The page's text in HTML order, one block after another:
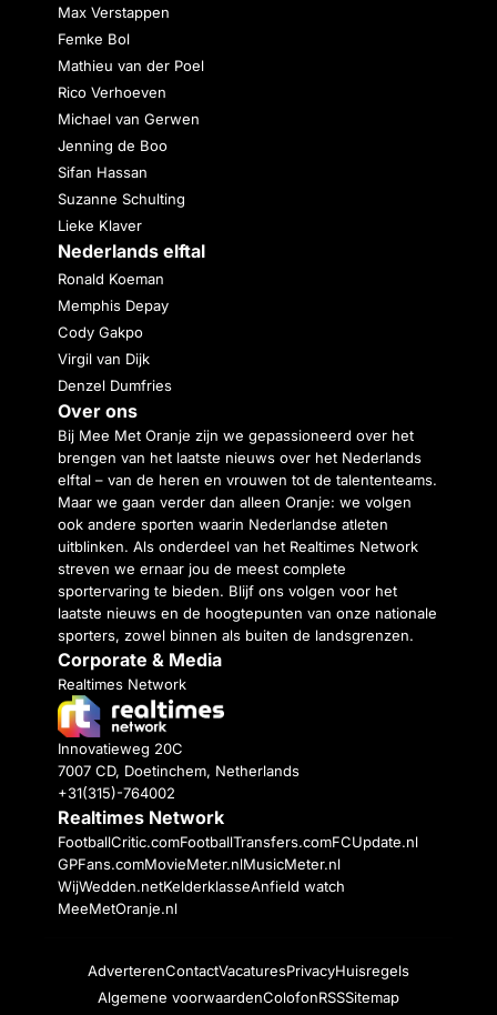
Max Verstappen
Femke Bol
Mathieu van der Poel
Rico Verhoeven
Michael van Gerwen
Jenning de Boo
Sifan Hassan
Suzanne Schulting
Lieke Klaver
Nederlands elftal
Ronald Koeman
Memphis Depay
Cody Gakpo
Virgil van Dijk
Denzel Dumfries
Over ons
Bij Mee Met Oranje zijn we gepassioneerd over het
brengen van het laatste nieuws over het Nederlands
elftal – van de heren en vrouwen tot de talententeams.
Maar we gaan verder dan alleen Oranje: we volgen
ook andere sporten waarin Nederlandse atleten
uitblinken. Als onderdeel van het Realtimes Network
streven we ernaar jou de meest complete
sportervaring te bieden. Blijf ons volgen voor het
laatste nieuws en de hoogtepunten van onze nationale
sporters, zowel binnen als buiten de landsgrenzen.
Corporate & Media
Realtimes Network
Innovatieweg 20C
7007 CD, Doetinchem, Netherlands
+31(315)-764002
Realtimes Network
FootballCritic.comFootballTransfers.comFCUpdate.nl
GPFans.comMovieMeter.nlMusicMeter.nl
WijWedden.netKelderklasseAnfield watch
MeeMetOranje.nl
AdverterenContactVacaturesPrivacyHuisregels
Algemene voorwaardenColofonRSSSitemap